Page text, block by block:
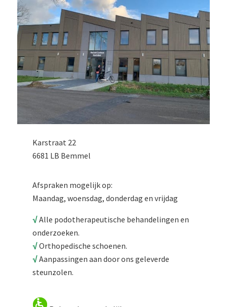
Karstraat 22
6681 LB Bemmel
Afspraken mogelijk op:
Maandag, woensdag, donderdag en vrijdag
√Alle podotherapeutische behandelingen en
onderzoeken.
√Orthopedische schoenen.
√Aanpassingen aan door ons geleverde
steunzolen.